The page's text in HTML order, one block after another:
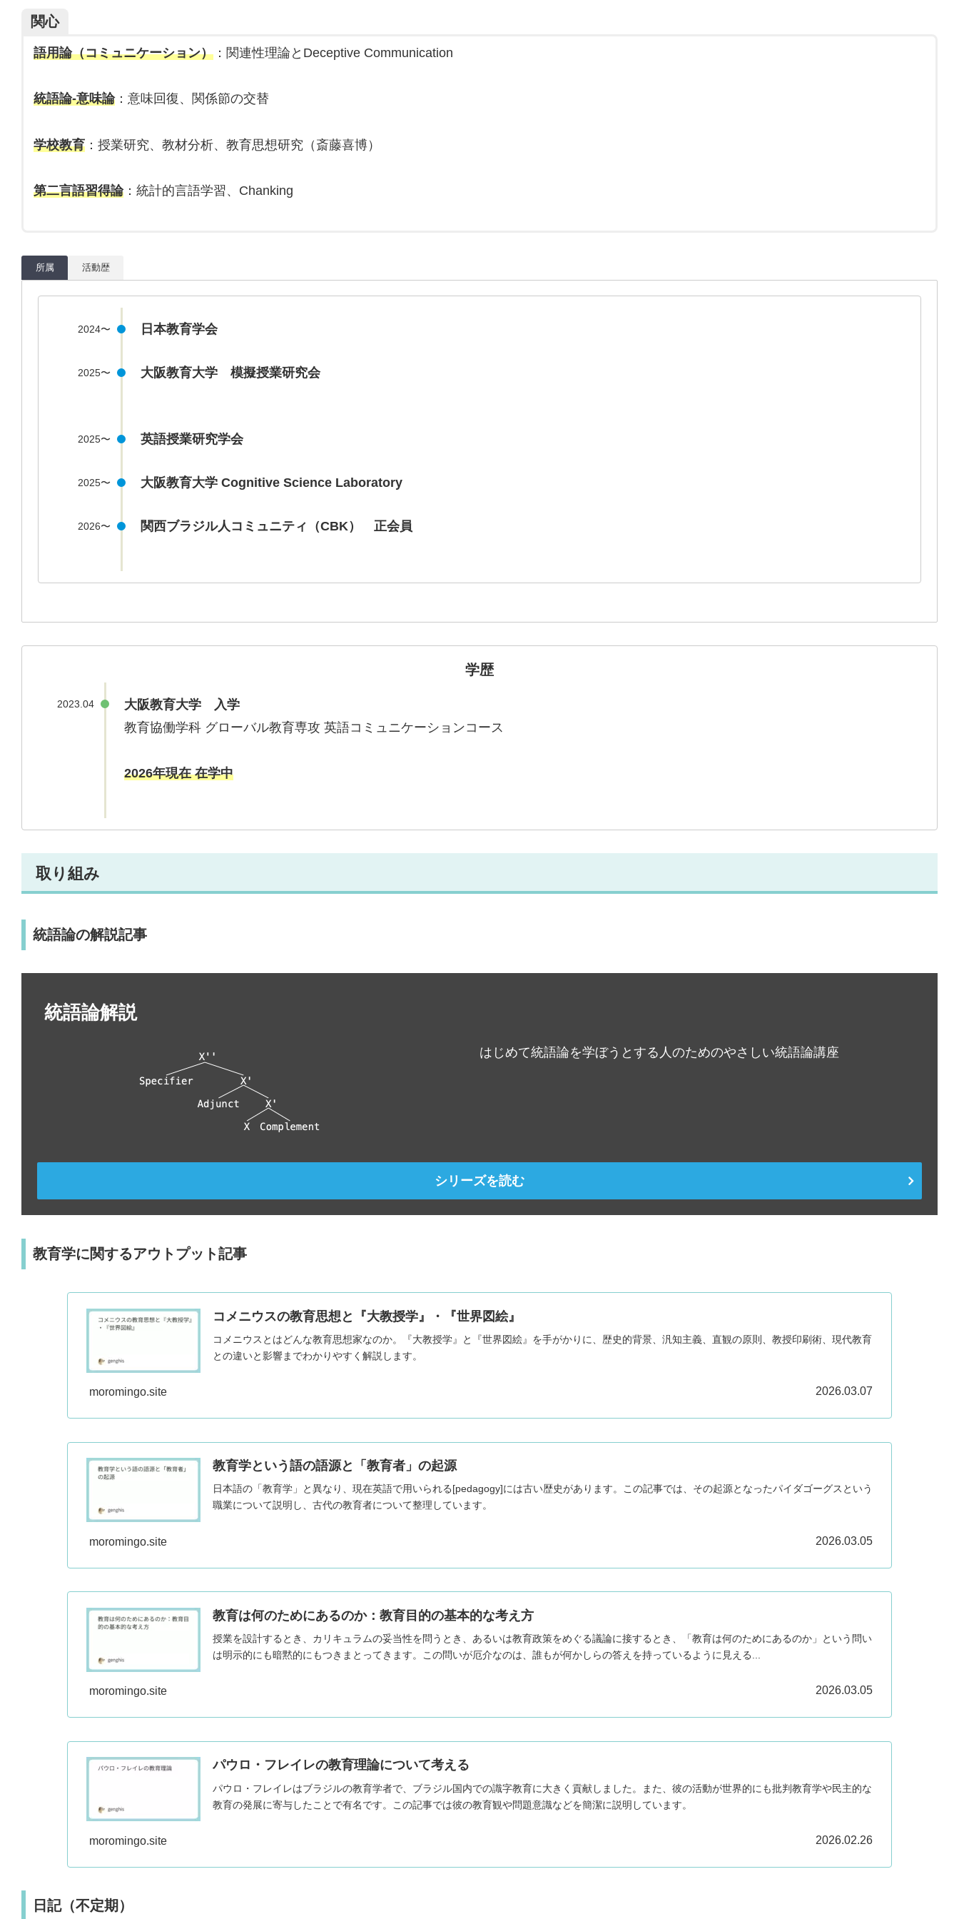
関心
語用論（コミュニケーション） ：関連性理論とDeceptive Communication
統語論-意味論：意味回復、関係節の交替
学校教育 ：授業研究、教材分析、教育思想研究（斎藤喜博）
第二言語習得論：統計的言語学習、Chanking
所属 活動歴
2024〜 日本教育学会
2025〜 大阪教育大学 模擬授業研究会
2025〜 英語授業研究学会
2025〜 大阪教育大学 Cognitive Science Laboratory
2026〜 関西ブラジル人コミュニティ（CBK） 正会員
学歴
2023.04
大阪教育大学 入学
教育協働学科 グローバル教育専攻 英語コミュニケーションコース
2026年現在 在学中
取り組み
統語論の解説記事
統語論解説
はじめて統語論を学ぼうとする人のためのやさしい統語論講座
シリーズを読む
教育学に関するアウトプット記事
コメニウスの教育思想と『大教授学』・『世界図絵』
コメニウスとはどんな教育思想家なのか。『大教授学』と『世界図絵』を手がかりに、歴史的背景、汎知主義、直観の原則、教授印刷術、現代教育
との違いと影響までわかりやすく解説します。
moromingo.site 2026.03.07
教育学という語の語源と「教育者」の起源
日本語の「教育学」と異なり、現在英語で用いられる[pedagogy]には古い歴史があります。この記事では、その起源となったパイダゴーグスという
職業について説明し、古代の教育者について整理しています。
moromingo.site 2026.03.05
教育は何のためにあるのか：教育目的の基本的な考え方
授業を設計するとき、カリキュラムの妥当性を問うとき、あるいは教育政策をめぐる議論に接するとき、「教育は何のためにあるのか」という問い
は明示的にも暗黙的にもつきまとってきます。この問いが厄介なのは、誰もが何かしらの答えを持っているように見える...
moromingo.site 2026.03.05
パウロ・フレイレの教育理論について考える
パウロ・フレイレはブラジルの教育学者で、ブラジル国内での識字教育に大きく貢献しました。また、彼の活動が世界的にも批判教育学や民主的な
教育の発展に寄与したことで有名です。この記事では彼の教育観や問題意識などを簡潔に説明しています。
moromingo.site 2026.02.26
日記（不定期）